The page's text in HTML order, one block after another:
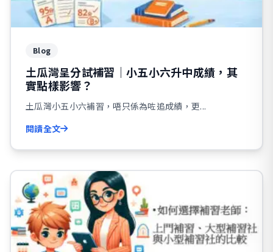
Blog
土瓜灣呈分試補習｜小五小六升中成績，其
實點樣影響？
土瓜灣小五小六補習，唔只係為咗追成績，更...
閱讀全文